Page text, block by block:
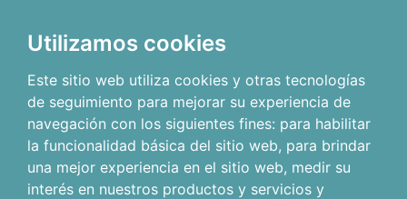
Utilizamos cookies
Este sitio web utiliza cookies y otras tecnologías
de seguimiento para mejorar su experiencia de
navegación con los siguientes fines: para habilitar
la funcionalidad básica del sitio web, para brindar
una mejor experiencia en el sitio web, medir su
interés en nuestros productos y servicios y